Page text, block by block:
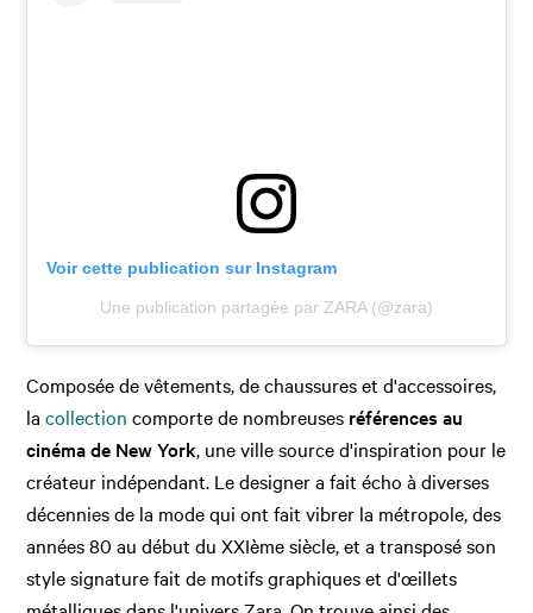
Voir cette publication sur Instagram
Une publication partagée par ZARA (@zara)
Composée de vêtements, de chaussures et d'accessoires,
lacollection comporte de nombreuses références au
cinéma de New York, une ville source d'inspiration pour le
créateur indépendant. Le designer a fait écho à diverses
décennies de la mode qui ont fait vibrer la métropole, des
années 80 au début du XXIème siècle, et a transposé son
style signature fait de motifs graphiques et d'œillets